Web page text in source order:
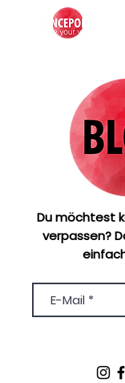
Du möchtest
verpassen?